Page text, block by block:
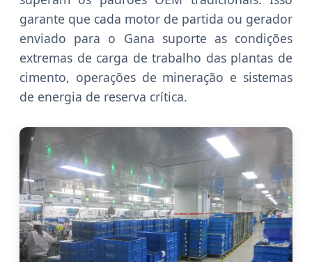
garante que cada motor de partida ou gerador
enviado para o Gana suporte as condições
extremas de carga de trabalho das plantas de
cimento, operações de mineração e sistemas
de energia de reserva crítica.